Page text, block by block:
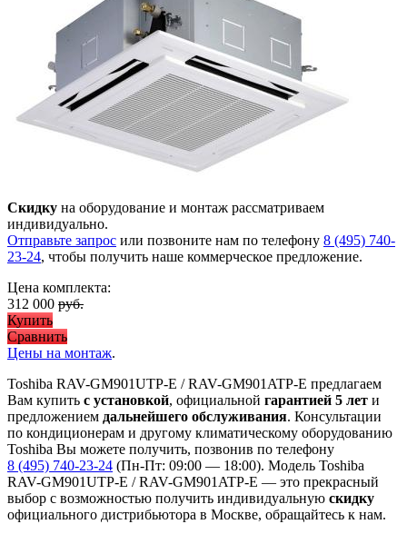
Скидку на оборудование и монтаж рассматриваем
индивидуально.
Отправьте запрос или позвоните нам по телефону 8 (495) 740-
23-24, чтобы получить наше коммерческое предложение.
Цена комплекта:
312 000 руб.
Купить
Сравнить
Цены на монтаж.
Toshiba RAV-GM901UTP-E / RAV-GM901ATP-E предлагаем
Вам купить с установкой, официальной гарантией 5 лет и
предложением дальнейшего обслуживания. Консультации
по кондиционерам и другому климатическому оборудованию
Toshiba Вы можете получить, позвонив по телефону
8 (495) 740-23-24 (Пн-Пт: 09:00 — 18:00). Модель Toshiba
RAV-GM901UTP-E / RAV-GM901ATP-E — это прекрасный
выбор с возможностью получить индивидуальную скидку
официального дистрибьютора в Москве, обращайтесь к нам.